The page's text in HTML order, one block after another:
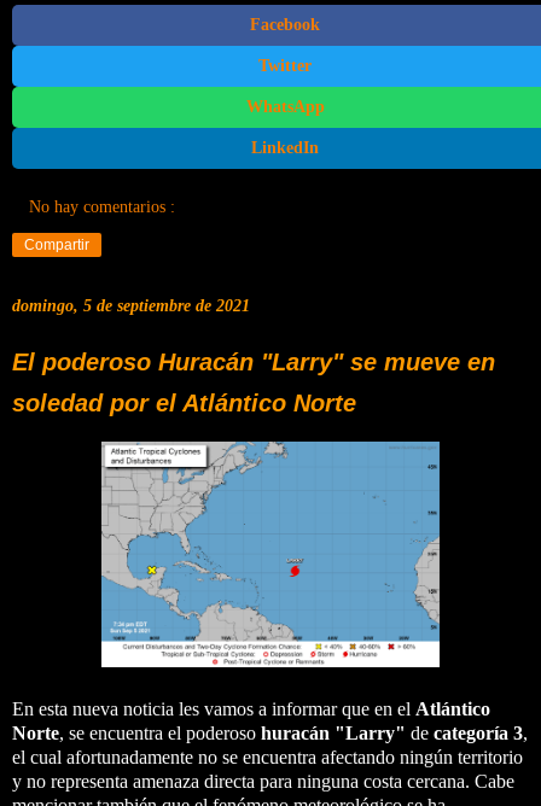
Facebook
Twitter
WhatsApp
LinkedIn
No hay comentarios :
Compartir
domingo, 5 de septiembre de 2021
El poderoso Huracán "Larry" se mueve en
soledad por el Atlántico Norte
En esta nueva noticia les vamos a informar que en el Atlántico
Norte, se encuentra el poderoso huracán "Larry" de categoría 3,
el cual afortunadamente no se encuentra afectando ningún territorio
y no representa amenaza directa para ninguna costa cercana. Cabe